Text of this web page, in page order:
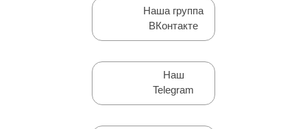
Наша группа
ВКонтакте
Наш
Telegram